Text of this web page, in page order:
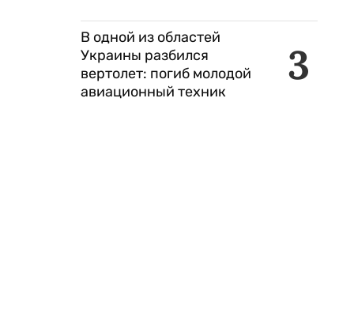
3
В одной из областей
Украины разбился
вертолет: погиб молодой
авиационный техник